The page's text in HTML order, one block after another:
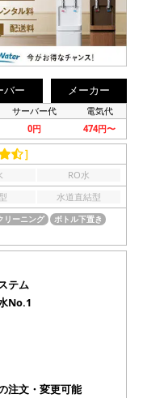
バー メーカー
サーバー代 電気代
0円 474円〜
］
RO水
水道直結型
リーニング
ボトル下置き
テム
No.1
注文・変更可能